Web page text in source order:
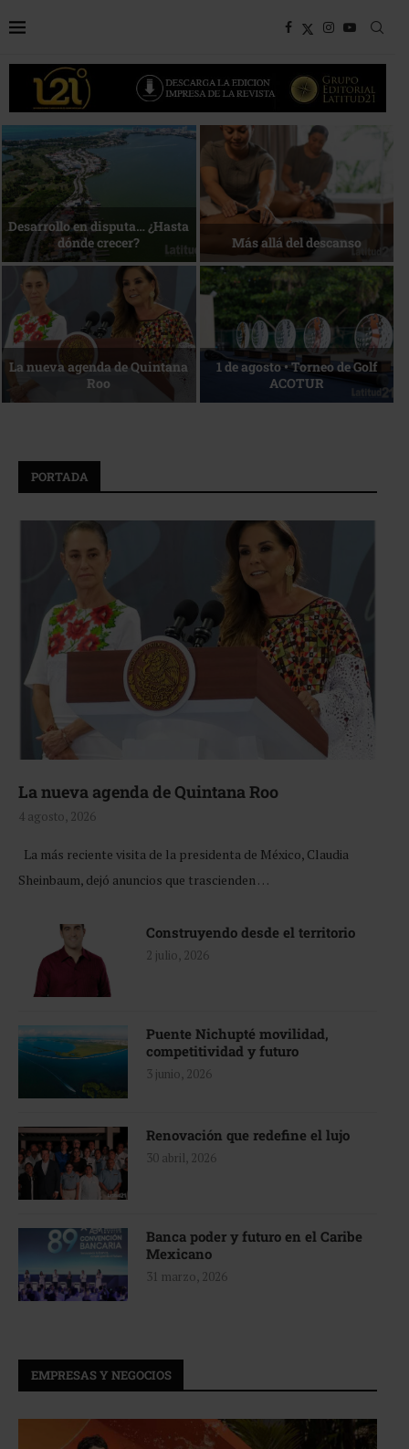
Bottega, un viaje servido a la
mesa
Energía que Impulsa la
competitividad
Reconocimiento de viajeros La esencia del servicio
PORTADA
La nueva agenda de Quintana Roo
4 agosto, 2026
La más reciente visita de la presidenta de México, Claudia
Sheinbaum, dejó anuncios que trascienden …
Construyendo desde el territorio
2 julio, 2026
Puente Nichupté movilidad,
competitividad y futuro
3 junio, 2026
Renovación que redefine el lujo
30 abril, 2026
Banca poder y futuro en el Caribe
Mexicano
31 marzo, 2026
EMPRESAS Y NEGOCIOS